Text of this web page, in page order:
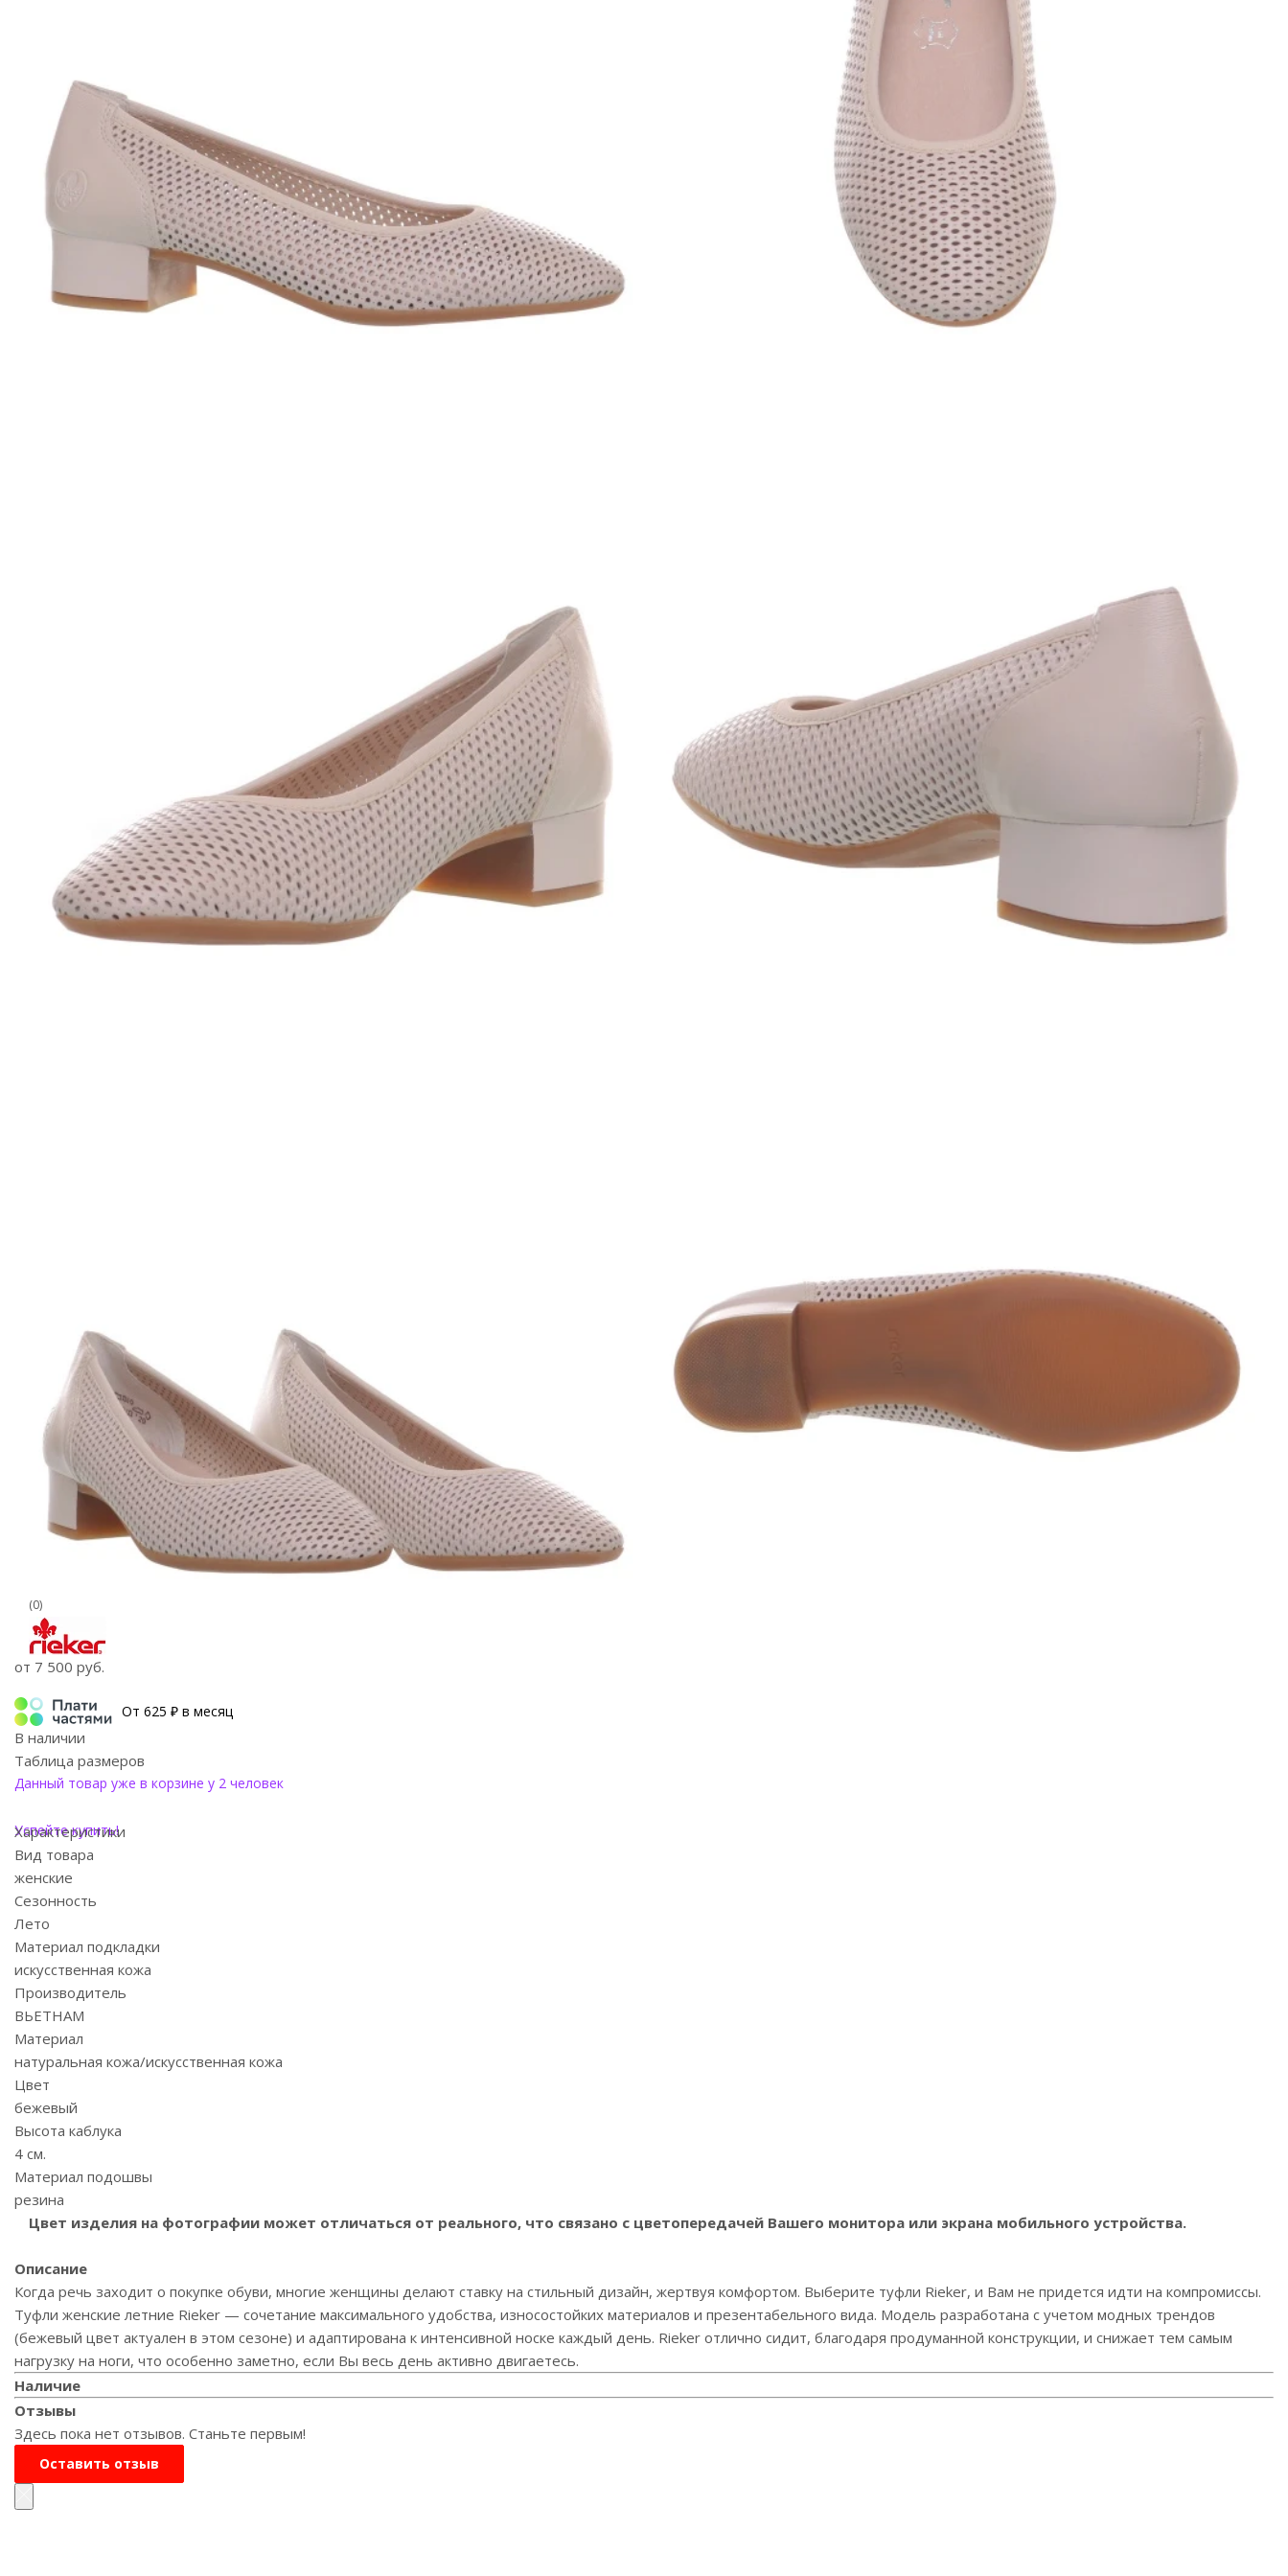
(0)
от 7 500 руб.
От 625 ₽ в месяц
В наличии
Таблица размеров
Данный товар уже в корзине у 2 человек
Успейте купить!
Характеристики
Вид товара
женские
Сезонность
Лето
Материал подкладки
искусственная кожа
Производитель
ВЬЕТНАМ
Материал
натуральная кожа/искусственная кожа
Цвет
бежевый
Высота каблука
4 см.
Материал подошвы
резина
Цвет изделия на фотографии может отличаться от реального, что связано с цветопередачей Вашего монитора или экрана мобильного устройства.
Описание
Когда речь заходит о покупке обуви, многие женщины делают ставку на стильный дизайн, жертвуя комфортом. Выберите туфли Rieker, и Вам не придется идти на компромиссы.
Туфли женские летние Rieker — сочетание максимального удобства, износостойких материалов и презентабельного вида. Модель разработана с учетом модных трендов
(бежевый цвет актуален в этом сезоне) и адаптирована к интенсивной носке каждый день. Rieker отлично сидит, благодаря продуманной конструкции, и снижает тем самым
нагрузку на ноги, что особенно заметно, если Вы весь день активно двигаетесь.
Наличие
Отзывы
Здесь пока нет отзывов. Станьте первым!
Оставить отзыв